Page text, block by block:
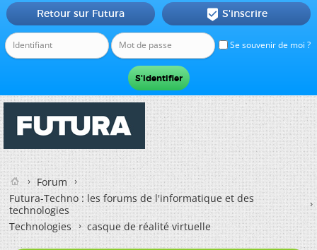
Se souvenir de moi ?
Retour sur Futura  S'inscrire
Forum
Futura-Techno : les forums de l'informatique et des
technologies
Technologies
casque de réalité virtuelle